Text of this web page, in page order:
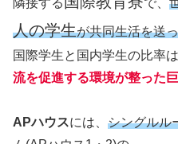
人の学生が共同生活を送
国際学生と国内学生の比率は
流を促進する環境が整った
APハウスには、 シングルル